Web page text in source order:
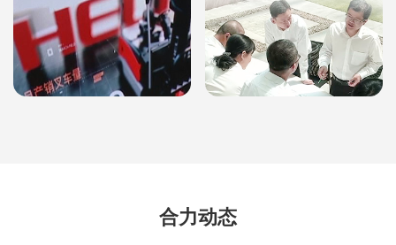
合力动态